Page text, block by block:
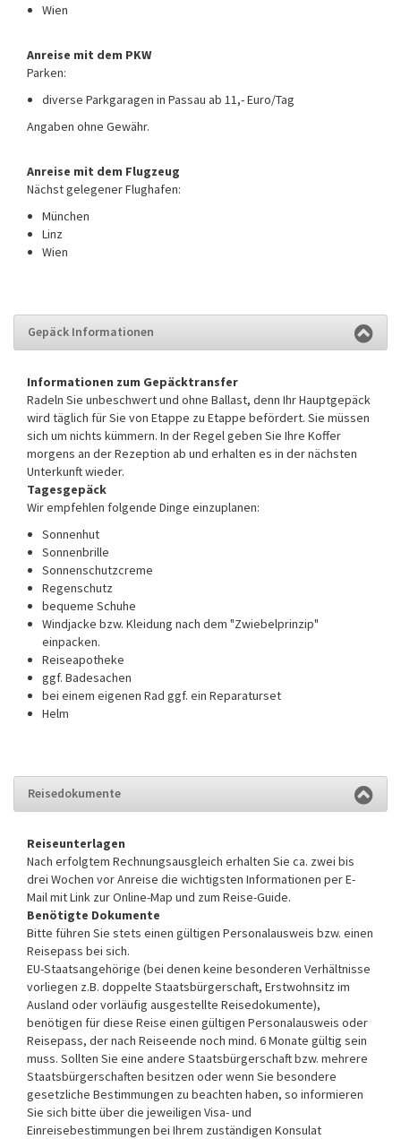
Wien
Anreise mit dem PKW
Parken:
diverse Parkgaragen in Passau ab 11,- Euro/Tag
Angaben ohne Gewähr.
Anreise mit dem Flugzeug
Nächst gelegener Flughafen:
München
Linz
Wien
Gepäck Informationen
Informationen zum Gepäcktransfer
Radeln Sie unbeschwert und ohne Ballast, denn Ihr Hauptgepäck
wird täglich für Sie von Etappe zu Etappe befördert. Sie müssen
sich um nichts kümmern. In der Regel geben Sie Ihre Koffer
morgens an der Rezeption ab und erhalten es in der nächsten
Unterkunft wieder.
Tagesgepäck
Wir empfehlen folgende Dinge einzuplanen:
Sonnenhut
Sonnenbrille
Sonnenschutzcreme
Regenschutz
bequeme Schuhe
Windjacke bzw. Kleidung nach dem "Zwiebelprinzip"
einpacken.
Reiseapotheke
ggf. Badesachen
bei einem eigenen Rad ggf. ein Reparaturset
Helm
Reisedokumente
Reiseunterlagen
Nach erfolgtem Rechnungsausgleich erhalten Sie ca. zwei bis
drei Wochen vor Anreise die wichtigsten Informationen per E-
Mail mit Link zur Online-Map und zum Reise-Guide.
Benötigte Dokumente
Bitte führen Sie stets einen gültigen Personalausweis bzw. einen
Reisepass bei sich.
EU-Staatsangehörige (bei denen keine besonderen Verhältnisse
vorliegen z.B. doppelte Staatsbürgerschaft, Erstwohnsitz im
Ausland oder vorläufig ausgestellte Reisedokumente),
benötigen für diese Reise einen gültigen Personalausweis oder
Reisepass, der nach Reiseende noch mind. 6 Monate gültig sein
muss. Sollten Sie eine andere Staatsbürgerschaft bzw. mehrere
Staatsbürgerschaften besitzen oder wenn Sie besondere
gesetzliche Bestimmungen zu beachten haben, so informieren
Sie sich bitte über die jeweiligen Visa- und
Einreisebestimmungen bei Ihrem zuständigen Konsulat